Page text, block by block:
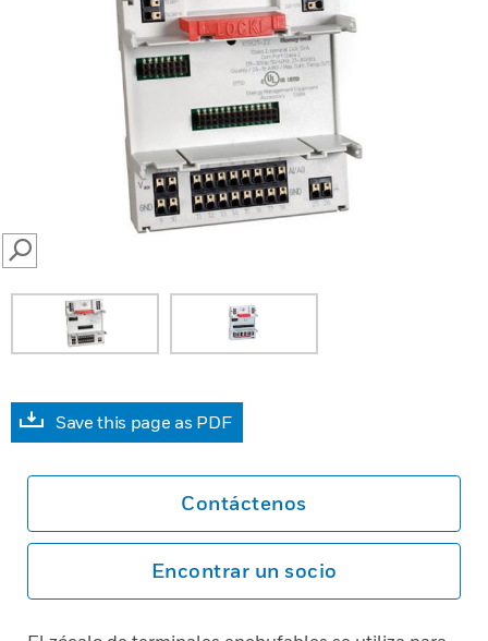
SEARCH
Save this page as PDF
Contáctenos
Encontrar un socio